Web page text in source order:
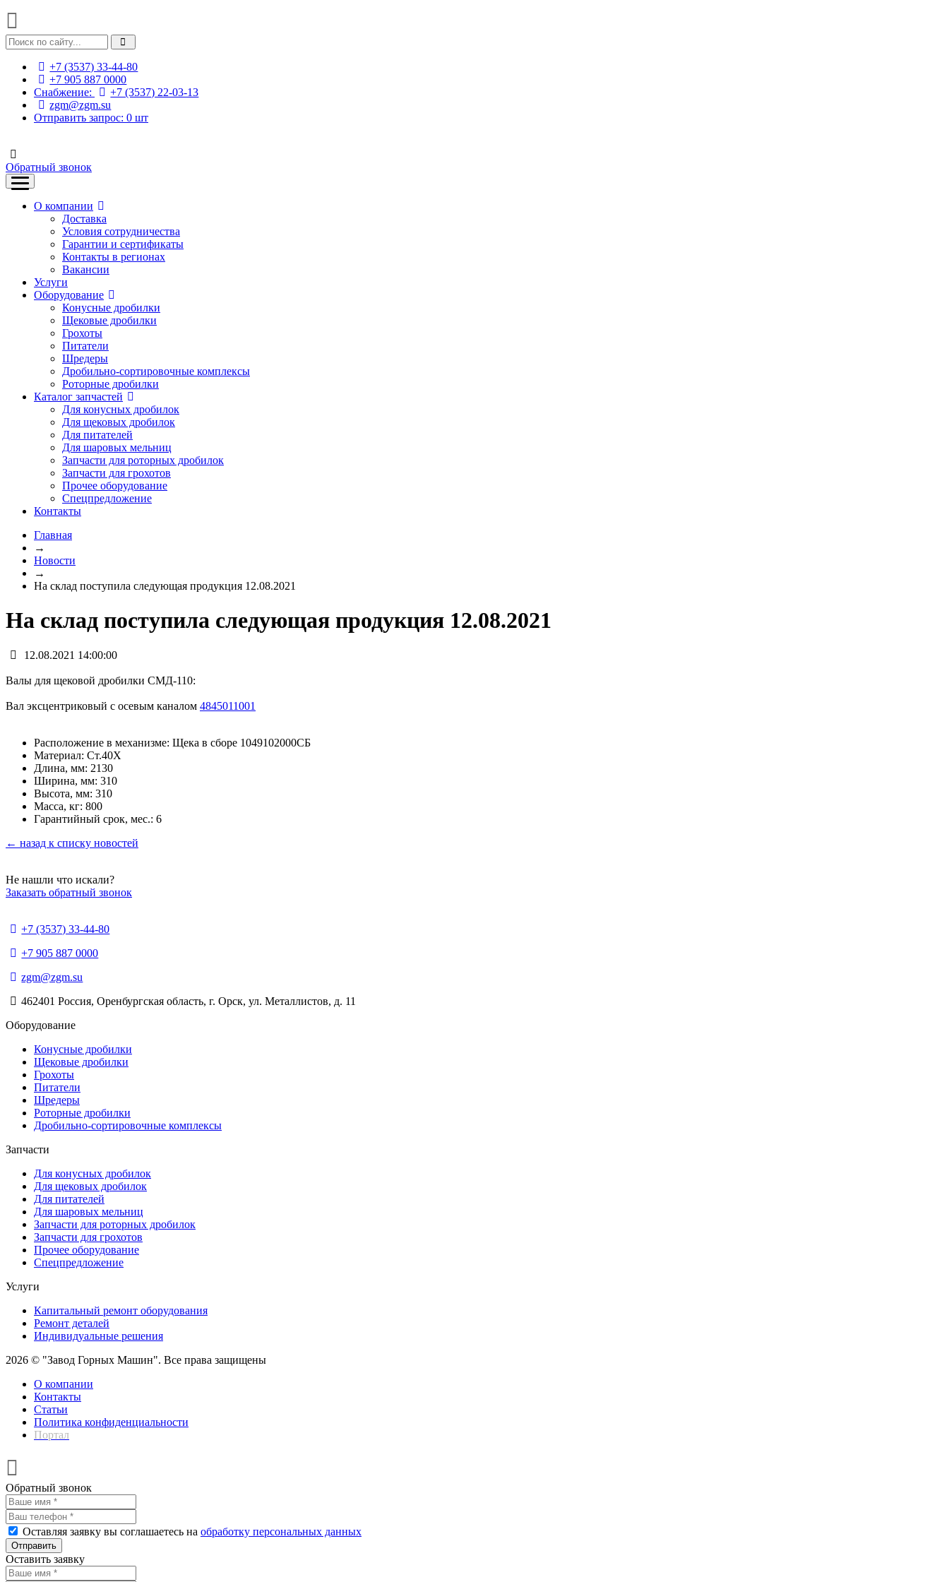
+7 (3537) 33-44-80
+7 905 887 0000
Снабжение:
+7 (3537) 22-03-13
zgm@zgm.su
Отправить запрос: 0 шт
Обратный звонок
О компании
Доставка
Условия сотрудничества
Гарантии и сертификаты
Контакты в регионах
Вакансии
Услуги
Оборудование
Конусные дробилки
Щековые дробилки
Грохоты
Питатели
Шредеры
Дробильно-сортировочные комплексы
Роторные дробилки
Каталог запчастей
Для конусных дробилок
Для щековых дробилок
Для питателей
Для шаровых мельниц
Запчасти для роторных дробилок
Запчасти для грохотов
Прочее оборудование
Спецпредложение
Контакты
Главная
→
Новости
→
На склад поступила следующая продукция 12.08.2021
На склад поступила следующая продукция 12.08.2021
12.08.2021 14:00:00
Валы для щековой дробилки СМД-110:
Вал эксцентриковый с осевым каналом 4845011001
Расположение в механизме: Щека в сборе 1049102000СБ
Материал: Ст.40Х
Длина, мм: 2130
Ширина, мм: 310
Высота, мм: 310
Масса, кг: 800
Гарантийный срок, мес.: 6
← назад к списку новостей
Не нашли что искали?
Заказать обратный звонок
+7 (3537) 33-44-80
+7 905 887 0000
zgm@zgm.su
462401 Россия, Оренбургская область, г. Орск, ул. Металлистов, д. 11
Оборудование
Конусные дробилки
Щековые дробилки
Грохоты
Питатели
Шредеры
Роторные дробилки
Дробильно-сортировочные комплексы
Запчасти
Для конусных дробилок
Для щековых дробилок
Для питателей
Для шаровых мельниц
Запчасти для роторных дробилок
Запчасти для грохотов
Прочее оборудование
Спецпредложение
Услуги
Капитальный ремонт оборудования
Ремонт деталей
Индивидуальные решения
2026 © "Завод Горных Машин". Все права защищены
О компании
Контакты
Статьи
Политика конфиденциальности
Портал
Обратный звонок
Оставляя заявку вы соглашаетесь на обработку персональных данных
Отправить
Оставить заявку